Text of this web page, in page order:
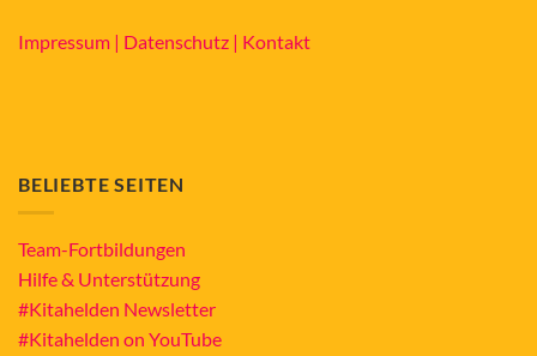
Impressum | Datenschutz | Kontakt
BELIEBTE SEITEN
Team-Fortbildungen
Hilfe & Unterstützung
#Kitahelden Newsletter
#Kitahelden on YouTube